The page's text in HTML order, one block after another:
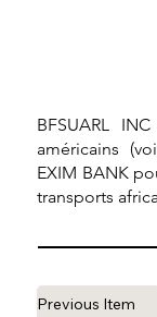
BFSUARL
américains
EXIM BANK
transports
Previous Item